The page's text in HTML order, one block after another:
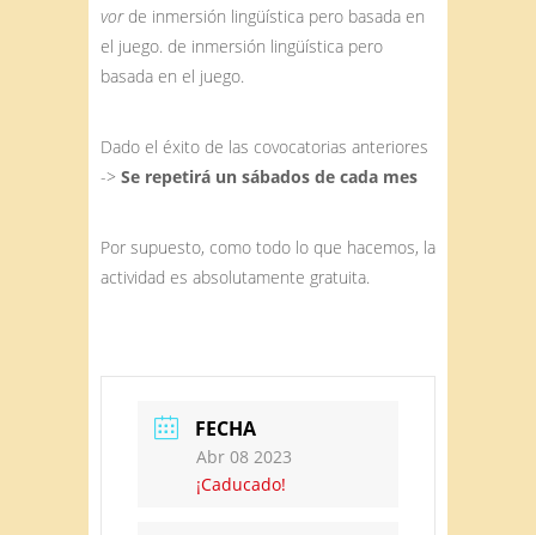
vorde inmersión lingüística pero basada en
el juego. de inmersión lingüística pero
basada en el juego.
Dado el éxito de las covocatorias anteriores
-> Se repetirá un sábados de cada mes
Por supuesto, como todo lo que hacemos, la
actividad es absolutamente gratuita.
FECHA
Abr 08 2023
¡Caducado!